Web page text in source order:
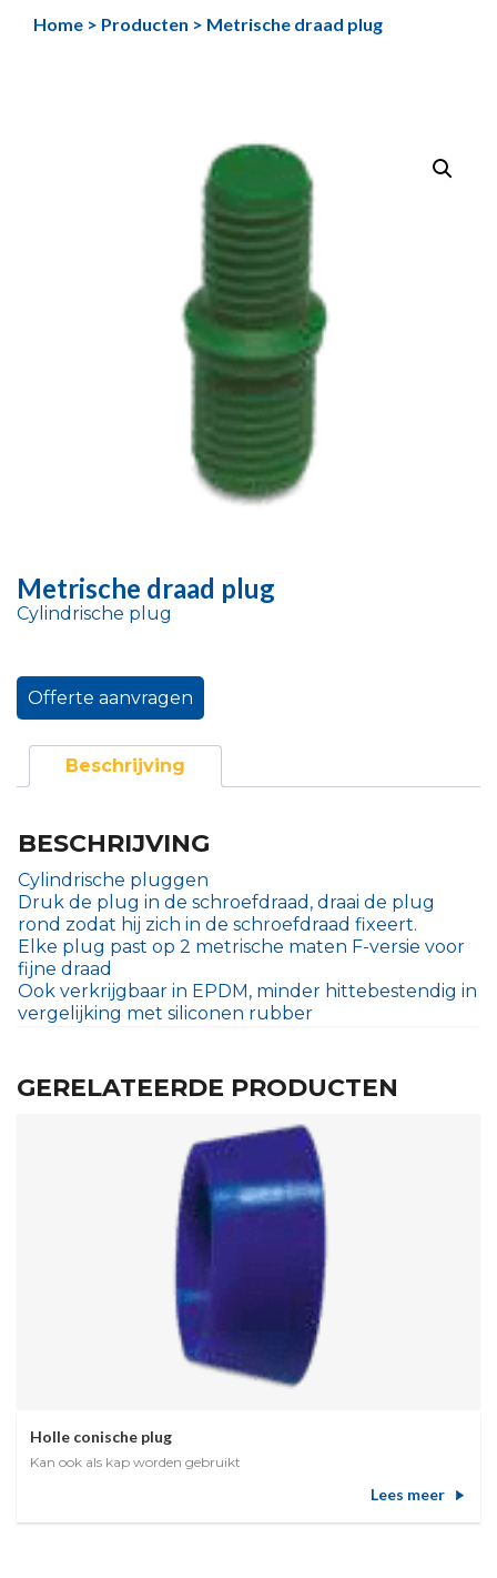
naarHome > Producten > Metrische draad plug
Metrische draad plug
Cylindrische plug
Offerte aanvragen
Beschrijving
BESCHRIJVING
Cylindrische pluggen
Druk de plug in de schroefdraad, draai de plug
rond zodat hij zich in de schroefdraad fixeert.
Elke plug past op 2 metrische maten F-versie voor
fijne draad
Ook verkrijgbaar in EPDM, minder hittebestendig in
vergelijking met siliconen rubber
GERELATEERDE PRODUCTEN
Holle conische plug
Kan ook als kap worden gebruikt
Lees meer